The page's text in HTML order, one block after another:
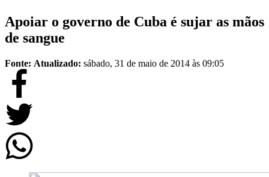
Apoiar o governo de Cuba é sujar as mãos
de sangue
Fonte: Atualizado: sábado, 31 de maio de 2014 às 09:05